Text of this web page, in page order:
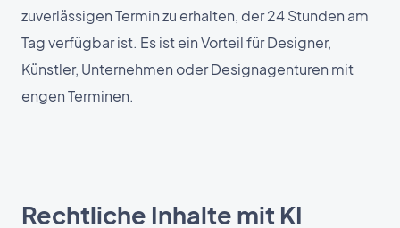
zuverlässigen Termin zu erhalten, der 24 Stunden am
Tag verfügbar ist. Es ist ein Vorteil für Designer,
Künstler, Unternehmen oder Designagenturen mit
engen Terminen.
Rechtliche Inhalte mit KI